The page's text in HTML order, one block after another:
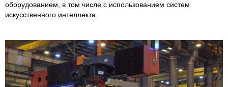
оборудованием, в том числе с использованием систем
искусственного интеллекта.